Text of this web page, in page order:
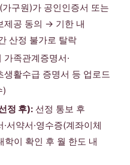
가구원)가 공인인증서 또는
제공 동의 → 기한 내
산정 불가로 탈락
가족관계증명서·
생활수급 증명서 등 업로드
)
정 후): 선정 통보 후
서약서·영수증(계좌이체
이 확인 후 월 한도 내